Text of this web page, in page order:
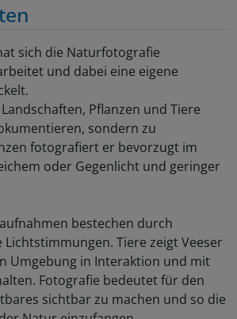
sich die Naturfotografie
und dabei eine eigene
Pflanzen und Tiere
sondern zu
fotografiert er bevorzugt im
oder Gegenlicht und geringer
bestechen durch
Tiere zeigt Veeser
Umgebung in Interaktion und mit
Fotografie bedeutet für den
sichtbar zu machen und so die